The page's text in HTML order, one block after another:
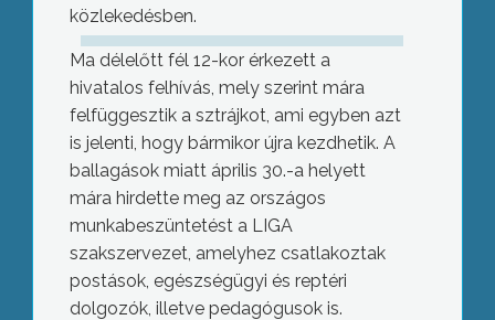
közlekedésben.
Ma délelőtt fél 12-kor érkezett a
hivatalos felhívás, mely szerint mára
felfüggesztik a sztrájkot, ami egyben azt
is jelenti, hogy bármikor újra kezdhetik. A
ballagások miatt április 30.-a helyett
mára hirdette meg az országos
munkabeszüntetést a LIGA
szakszervezet, amelyhez csatlakoztak
postások, egészségügyi és reptéri
dolgozók, illetve pedagógusok is.